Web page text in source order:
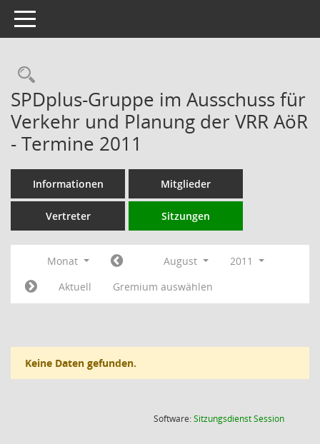
Toggle navigation
Rechercheauswahl
SPDplus-Gruppe im Ausschuss für
Verkehr und Planung der VRR AöR
- Termine 2011
Informationen Mitglieder
Vertreter Sitzungen
Monat August
2011
Aktuell
Gremium auswählen
Keine Daten gefunden.
Software:SitzungsdienstSession(Wird in